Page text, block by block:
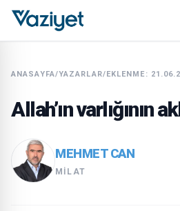
ANASAYFA/YAZARLAR/EKLENME:
Allah’ın varlığının
MEHMET CAN
MILAT